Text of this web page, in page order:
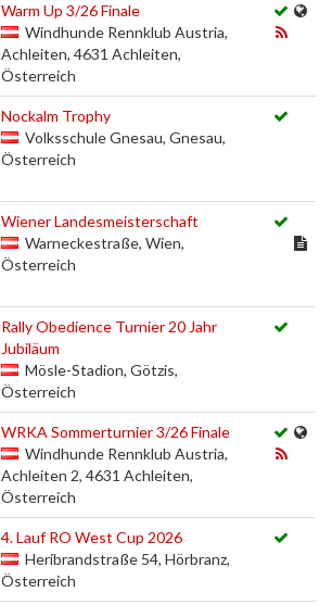
Warm Up 3/26 Finale
Windhunde Rennklub Austria,
Achleiten, 4631 Achleiten,
Österreich
Nockalm Trophy
Volksschule Gnesau, Gnesau,
Österreich
Wiener Landesmeisterschaft
Warneckestraße, Wien,
Österreich
Rally Obedience Turnier 20 Jahr
Jubiläum
Mösle-Stadion, Götzis,
Österreich
WRKA Sommerturnier 3/26 Finale
Windhunde Rennklub Austria,
Achleiten 2, 4631 Achleiten,
Österreich
4. Lauf RO West Cup 2026
Heribrandstraße 54, Hörbranz,
Österreich